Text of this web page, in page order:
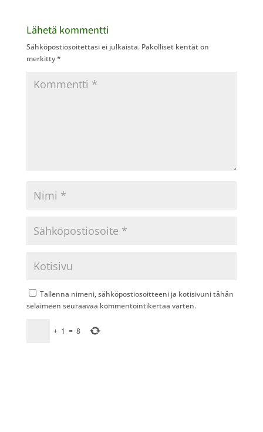
Lähetä kommentti
Sähköpostiosoitettasi ei julkaista. Pakolliset kentät on
merkitty*
Tallenna nimeni, sähköpostiosoitteeni ja kotisivuni tähän
selaimeen seuraavaa kommentointikertaa varten.
+ 1 = 8